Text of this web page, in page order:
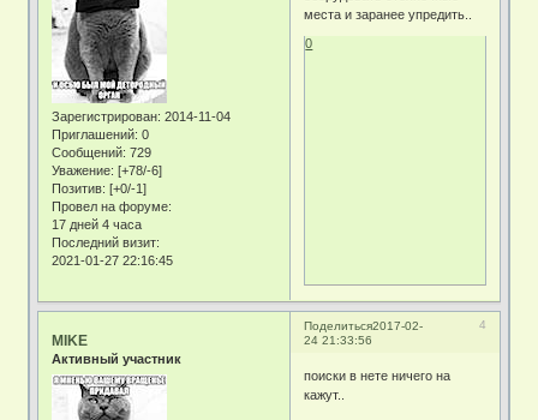
Зарегистрирован: 2014-11-04
Приглашений: 0
Сообщений: 729
Уважение: [+78/-6]
Позитив: [+0/-1]
Провел на форуме:
17 дней 4 часа
Последний визит:
2021-01-27 22:16:45
места и заранее упредить..
0
Поделиться 4
2017-02-
24 21:33:56
MIKE
Активный участник
поиски в нете ничего на
кажут..